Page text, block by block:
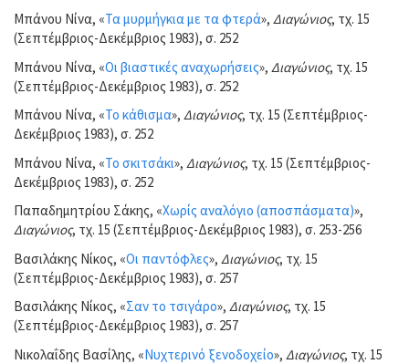
Μπάνου Νίνα, «Τα μυρμήγκια με τα φτερά», Διαγώνιος, τχ. 15
(Σεπτέμβριος-Δεκέμβριος 1983), σ. 252
Μπάνου Νίνα, «Οι βιαστικές αναχωρήσεις», Διαγώνιος, τχ. 15
(Σεπτέμβριος-Δεκέμβριος 1983), σ. 252
Μπάνου Νίνα, «Το κάθισμα», Διαγώνιος, τχ. 15 (Σεπτέμβριος-
Δεκέμβριος 1983), σ. 252
Μπάνου Νίνα, «Το σκιτσάκι», Διαγώνιος, τχ. 15 (Σεπτέμβριος-
Δεκέμβριος 1983), σ. 252
Παπαδημητρίου Σάκης, «Χωρίς αναλόγιο (αποσπάσματα)»,
Διαγώνιος, τχ. 15 (Σεπτέμβριος-Δεκέμβριος 1983), σ. 253-256
Βασιλάκης Νίκος, «Οι παντόφλες», Διαγώνιος, τχ. 15
(Σεπτέμβριος-Δεκέμβριος 1983), σ. 257
Βασιλάκης Νίκος, «Σαν το τσιγάρο», Διαγώνιος, τχ. 15
(Σεπτέμβριος-Δεκέμβριος 1983), σ. 257
Νικολαΐδης Βασίλης, «Νυχτερινό ξενοδοχείο», Διαγώνιος, τχ. 15